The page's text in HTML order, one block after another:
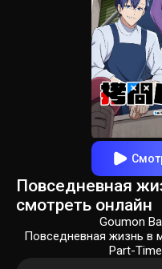
Повседневная
смотреть онлайн
Goumon
Повседневная жизнь в
Part-